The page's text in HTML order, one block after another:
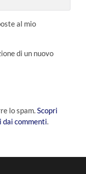
al mio
di un nuovo
lo spam.Scopri
dai commenti.